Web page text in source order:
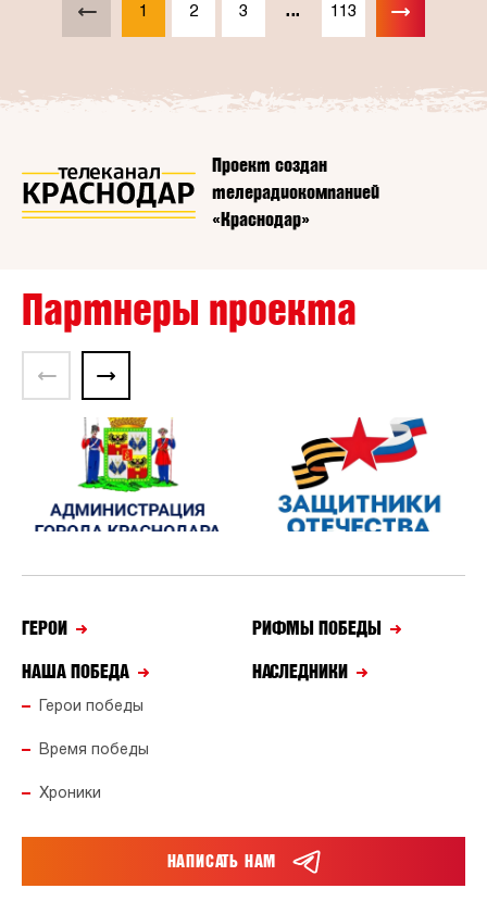
1 2 3 ... 113
Проект создан
телерадиокомпанией
«Краснодар»
Партнеры проекта
ГЕРОИ
НАША ПОБЕДА
Герои победы
Время победы
Хроники
РИФМЫ ПОБЕДЫ
НАСЛЕДНИКИ
НАПИСАТЬ НАМ